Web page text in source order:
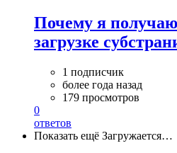
Почему я
загрузке
1 подписчик
более года назад
179 просмотров
0
ответов
Показать ещё Загружается…